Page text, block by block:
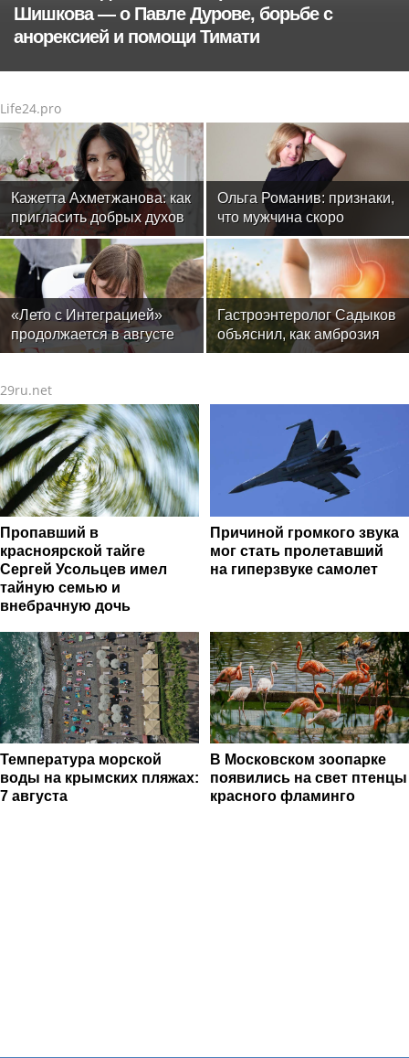
Шишкова — о Павле Дурове, борьбе с
анорексией и помощи Тимати
Life24.pro
Кажетта Ахметжанова: как
пригласить добрых духов
в новый дом
Ольга Романив: признаки,
что мужчина скоро
сделает предложение
«Лето с Интеграцией»
продолжается в августе
— заключительный месяц
Гастроэнтеролог Садыков
объяснил, как амброзия
может влиять на ЖКТ
29ru.net
Пропавший в
красноярской тайге
Сергей Усольцев имел
тайную семью и
внебрачную дочь
Причиной громкого звука
мог стать пролетавший
на гиперзвуке самолет
Температура морской
воды на крымских пляжах:
7 августа
В Московском зоопарке
появились на свет птенцы
красного фламинго